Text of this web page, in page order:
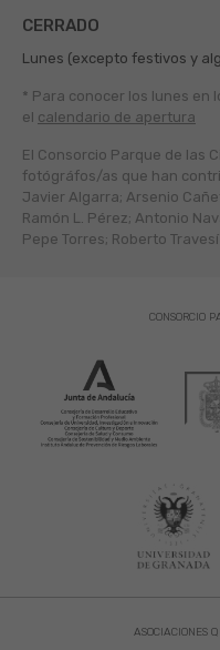
CERRADO
Lunes (excepto festivos y
* Para conocer los lunes en
el calendario de apertura
El Consorcio Parque de las
fotógráfos/as que han
Javier Algarra; Arsenio
Ramón L. Pérez; Antonio
Pepe Torres; Roberto
ASOCIACIONES
CONSORCIO